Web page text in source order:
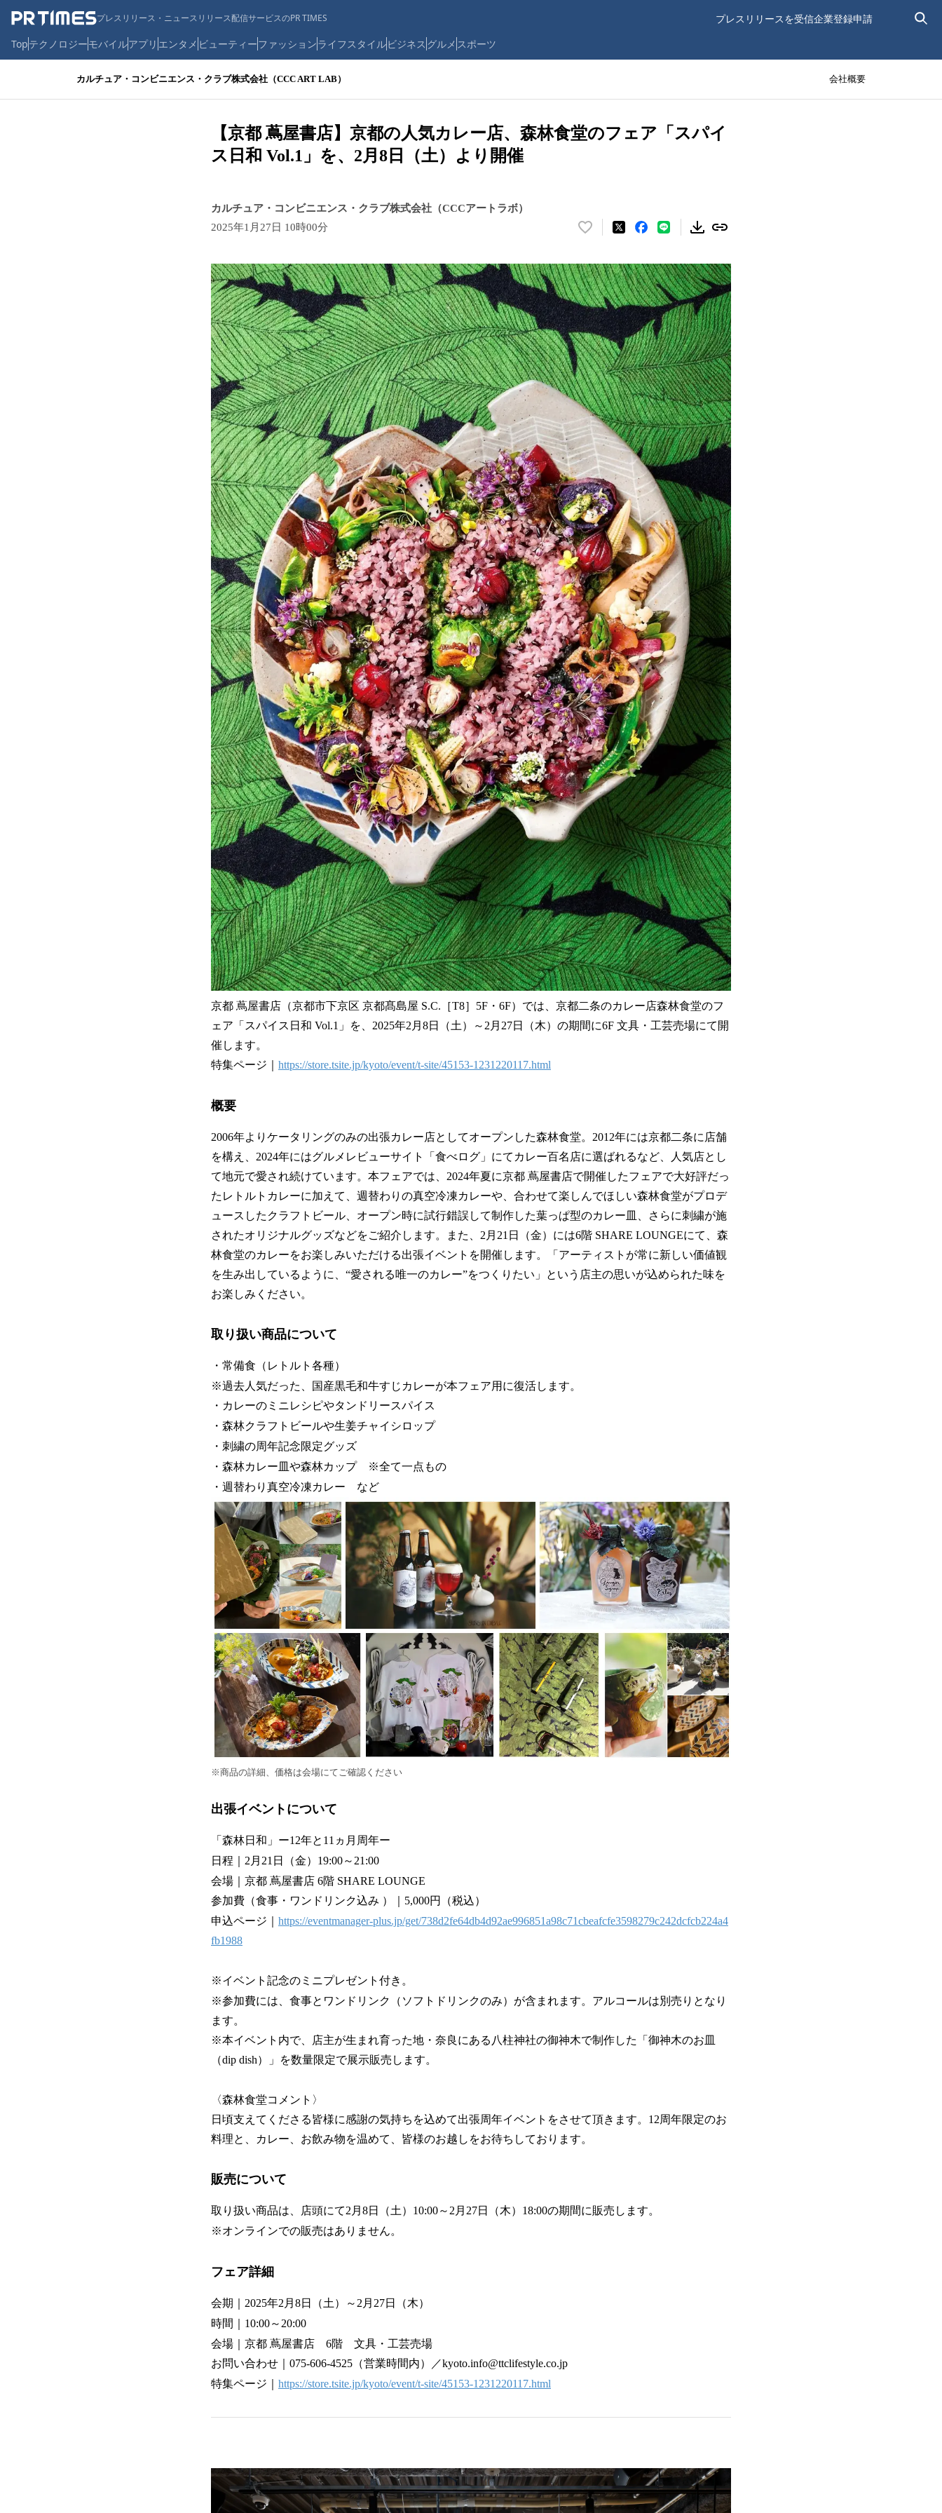
プレスリリース・ニュースリリース配信サービスのPR TIMES プレスリリースを受信企業登録申請
Topテクノロジーモバイルアプリ エンタメ ビューティーファッションライフスタイルビジネス グルメ スポーツ
カルチュア・コンビニエンス・クラブ株式会社（CCC ART LAB） 会社概要
【京都 蔦屋書店】京都の人気カレー店、森林食堂のフェア「スパイ
ス日和 Vol.1」を、2月8日（土）より開催
カルチュア・コンビニエンス・クラブ株式会社（CCCアートラボ）
2025年1月27日 10時00分
い
ね
！
数
を
読
み
込
み
中
で
す
京都 蔦屋書店（京都市下京区 京都髙島屋 S.C.［T8］5F・6F）では、京都二条のカレー店森林食堂のフ
ェア「スパイス日和 Vol.1」を、2025年2月8日（土）～2月27日（木）の期間に6F 文具・工芸売場にて開
催します。
特集ページ｜ https://store.tsite.jp/kyoto/event/t-site/45153-1231220117.html
概要
2006年よりケータリングのみの出張カレー店としてオープンした森林食堂。2012年には京都二条に店舗
を構え、2024年にはグルメレビューサイト「食べログ」にてカレー百名店に選ばれるなど、人気店とし
て地元で愛され続けています。本フェアでは、2024年夏に京都 蔦屋書店で開催したフェアで大好評だっ
たレトルトカレーに加えて、週替わりの真空冷凍カレーや、合わせて楽しんでほしい森林食堂がプロデ
ュースしたクラフトビール、オープン時に試行錯誤して制作した葉っぱ型のカレー皿、さらに刺繍が施
されたオリジナルグッズなどをご紹介します。また、2月21日（金）には6階 SHARE LOUNGEにて、森
林食堂のカレーをお楽しみいただける出張イベントを開催します。「アーティストが常に新しい価値観
を生み出しているように、“愛される唯一のカレー”をつくりたい」という店主の思いが込められた味を
お楽しみください。
取り扱い商品について
・常備食（レトルト各種）
※過去人気だった、国産黒毛和牛すじカレーが本フェア用に復活します。
・カレーのミニレシピやタンドリースパイス
・森林クラフトビールや生姜チャイシロップ
・刺繍の周年記念限定グッズ
・森林カレー皿や森林カップ ※全て一点もの
・週替わり真空冷凍カレー など
※商品の詳細、価格は会場にてご確認ください
出張イベントについて
「森林日和」ー12年と11ヵ月周年ー
日程｜2月21日（金）19:00～21:00
会場｜京都 蔦屋書店 6階 SHARE LOUNGE
参加費（食事・ワンドリンク込み ）｜5,000円（税込）
申込ページ｜ https://eventmanager-plus.jp/get/738d2fe64db4d92ae996851a98c71cbeafcfe3598279c242dcfcb224a4
fb1988
※イベント記念のミニプレゼント付き。
※参加費には、食事とワンドリンク（ソフトドリンクのみ）が含まれます。アルコールは別売りとなり
ます。
※本イベント内で、店主が生まれ育った地・奈良にある八柱神社の御神木で制作した「御神木のお皿
（dip dish）」を数量限定で展示販売します。
〈森林食堂コメント〉
日頃支えてくださる皆様に感謝の気持ちを込めて出張周年イベントをさせて頂きます。12周年限定のお
料理と、カレー、お飲み物を温めて、皆様のお越しをお待ちしております。
販売について
取り扱い商品は、店頭にて2月8日（土）10:00～2月27日（木）18:00の期間に販売します。
※オンラインでの販売はありません。
フェア詳細
会期｜2025年2月8日（土）～2月27日（木）
時間｜10:00～20:00
会場｜京都 蔦屋書店 6階 文具・工芸売場
お問い合わせ｜075-606-4525（営業時間内）／kyoto.info@ttclifestyle.co.jp
特集ページ｜ https://store.tsite.jp/kyoto/event/t-site/45153-1231220117.html